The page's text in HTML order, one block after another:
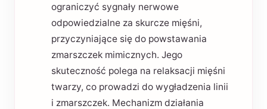
ograniczyć sygnały nerwowe
odpowiedzialne za skurcze mięśni,
przyczyniające się do powstawania
zmarszczek mimicznych. Jego
skuteczność polega na relaksacji mięśni
twarzy, co prowadzi do wygładzenia linii
i zmarszczek. Mechanizm działania